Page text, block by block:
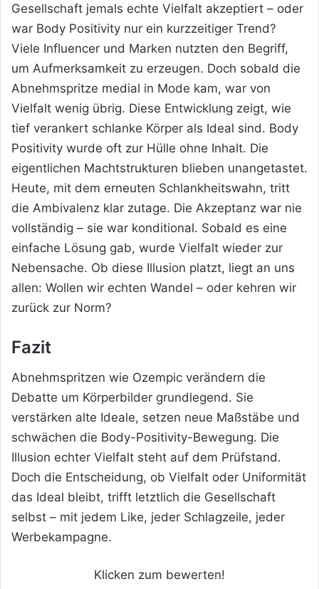
Gesellschaft jemals echte Vielfalt akzeptiert – oder
war Body Positivity nur ein kurzzeitiger Trend?
Viele Influencer und Marken nutzten den Begriff,
um Aufmerksamkeit zu erzeugen. Doch sobald die
Abnehmspritze medial in Mode kam, war von
Vielfalt wenig übrig. Diese Entwicklung zeigt, wie
tief verankert schlanke Körper als Ideal sind. Body
Positivity wurde oft zur Hülle ohne Inhalt. Die
eigentlichen Machtstrukturen blieben unangetastet.
Heute, mit dem erneuten Schlankheitswahn, tritt
die Ambivalenz klar zutage. Die Akzeptanz war nie
vollständig – sie war konditional. Sobald es eine
einfache Lösung gab, wurde Vielfalt wieder zur
Nebensache. Ob diese Illusion platzt, liegt an uns
allen: Wollen wir echten Wandel – oder kehren wir
zurück zur Norm?
Fazit
Abnehmspritzen wie Ozempic verändern die
Debatte um Körperbilder grundlegend. Sie
verstärken alte Ideale, setzen neue Maßstäbe und
schwächen die Body-Positivity-Bewegung. Die
Illusion echter Vielfalt steht auf dem Prüfstand.
Doch die Entscheidung, ob Vielfalt oder Uniformität
das Ideal bleibt, trifft letztlich die Gesellschaft
selbst – mit jedem Like, jeder Schlagzeile, jeder
Werbekampagne.
Klicken zum bewerten!